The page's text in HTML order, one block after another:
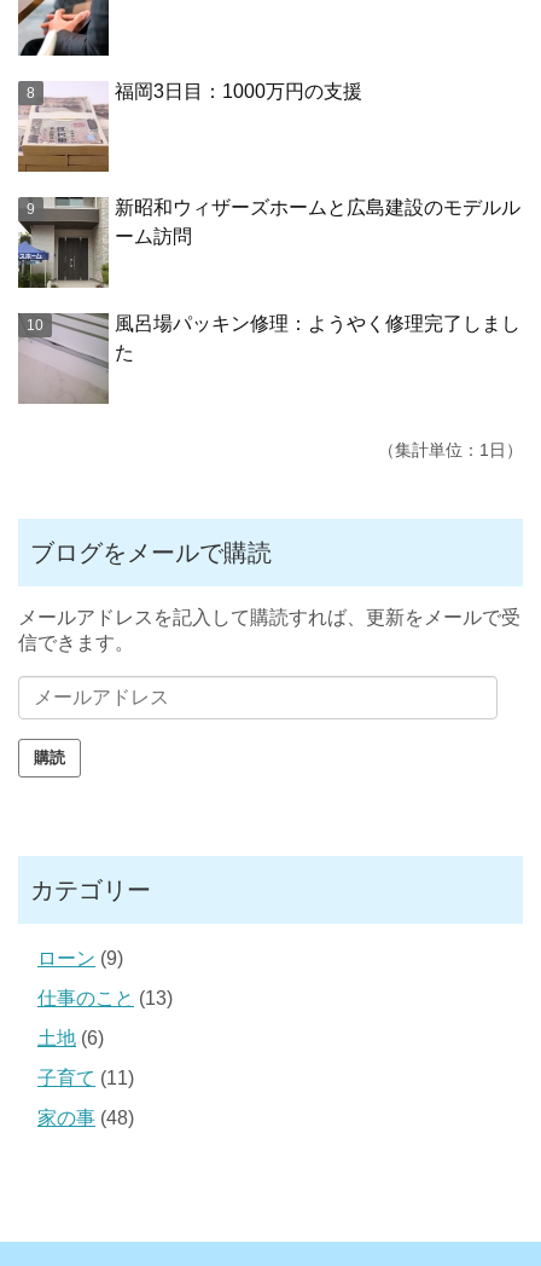
福岡3日目：1000万円の支援
新昭和ウィザーズホームと広島建設のモデルル
ーム訪問
風呂場パッキン修理：ようやく修理完了しまし
た
（集計単位：1日）
ブログをメールで購読
メールアドレスを記入して購読すれば、更新をメールで受
信できます。
ー
ル
ア
カテゴリー
ローン (9)
仕事のこと (13)
土地 (6)
子育て (11)
家の事 (48)